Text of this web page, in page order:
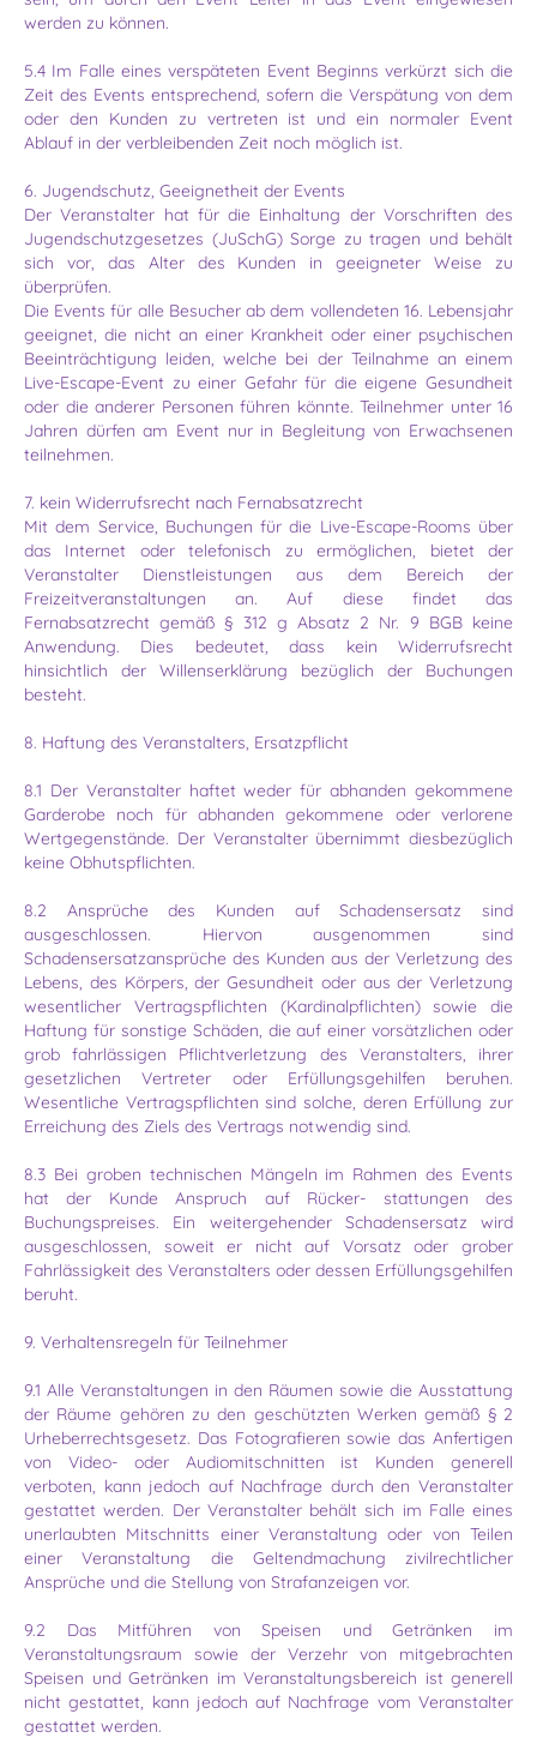
werden zu können.
5.4 Im Falle eines verspäteten Event Beginns verkürzt sich die
Zeit des Events entsprechend, sofern die Verspätung von dem
oder den Kunden zu vertreten ist und ein normaler Event
Ablauf in der ver­bleibenden Zeit noch möglich ist.
6. Jugendschutz, Geeignetheit der Events
Der Veranstalter hat für die Einhaltung der Vorschriften des
Jugendschutzgesetzes (JuSchG) Sorge zu tragen und behält
sich vor, das Alter des Kunden in geeigneter Weise zu
überprüfen.
Die Events für alle Besucher ab dem vollendeten 16. Lebensjahr
geeignet, die nicht an einer Krankheit oder einer psychischen
Beeinträchtigung leiden, welche bei der Teilnahme an einem
Live-Escape-Event zu einer Gefahr für die eigene Gesundheit
oder die anderer Personen führen könnte. Teilnehmer unter 16
Jahren dürfen am Event nur in Begleitung von Erwachsenen
teilnehmen.
7. kein Widerrufsrecht nach Fernabsatzrecht
Mit dem Service, Buchungen für die Live-Escape-Rooms über
das Internet oder telefonisch zu ermöglichen, bietet der
Veranstalter Dienstleistungen aus dem Bereich der
Freizeitveranstaltungen an. Auf diese findet das
Fernabsatzrecht gemäß § 312 g Absatz 2 Nr. 9 BGB keine
Anwendung. Dies bedeutet, dass kein Widerrufsrecht
hinsichtlich der Willenserklärung bezüglich der Buchungen
besteht.
8. Haftung des Veranstalters, Ersatzpflicht
8.1 Der Veranstalter haftet weder für abhanden gekommene
Garderobe noch für abhanden gekommene oder verlorene
Wertgegenstände. Der Veranstalter übernimmt diesbezüglich
keine Obhutspflichten.
8.2 Ansprüche des Kunden auf Schadensersatz sind
ausgeschlossen. Hiervon ausgenommen sind
Schadensersatzansprüche des Kunden aus der Verletzung des
Lebens, des Körpers, der Gesundheit oder aus der Verletzung
wesentlicher Vertragspflichten (Kardinalpflichten) sowie die
Haftung für sonstige Schäden, die auf einer vorsätzlichen oder
grob fahrlässigen Pflichtverletzung des Veranstalters, ihrer
gesetzlichen Vertreter oder Erfüllungsgehilfen beruhen.
Wesentliche Vertragspflichten sind solche, deren Erfüllung zur
Erreichung des Ziels des Vertrags notwendig sind.
8.3 Bei groben technischen Mängeln im Rahmen des Events
hat der Kunde Anspruch auf Rücker- stattungen des
Buchungspreises. Ein weitergehender Schadensersatz wird
ausgeschlossen, soweit er nicht auf Vorsatz oder grober
Fahrlässigkeit des Veranstalters oder dessen Erfüllungs­gehilfen
beruht.
9. Verhaltensregeln für Teilnehmer
9.1 Alle Veranstaltungen in den Räumen sowie die Ausstattung
der Räume gehören zu den geschützten Werken gemäß § 2
Urheberrechtsgesetz. Das Fotografieren sowie das Anfertigen
von Video- oder Audiomitschnitten ist Kunden generell
verboten, kann jedoch auf Nachfrage durch den Veranstalter
gestattet werden. Der Veranstalter behält sich im Falle eines
unerlaubten Mitschnitts einer Veranstaltung oder von Teilen
einer Veranstaltung die Geltendmachung zivilrechtlicher
Ansprüche und die Stellung von Strafanzeigen vor.
9.2 Das Mitführen von Speisen und Getränken im
Veranstaltungsraum sowie der Verzehr von mitgebrachten
Speisen und Getränken im Veranstaltungsbereich ist generell
nicht gestattet, kann jedoch auf Nachfrage vom Veranstalter
gestattet werden.